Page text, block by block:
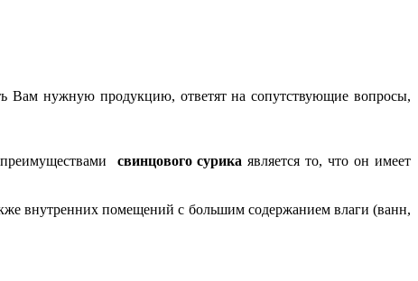
нужную продукцию, ответят на сопутствующие вопросы,
свинцового сурика является то, что он имеет
внутренних помещений с большим содержанием влаги (ванн,